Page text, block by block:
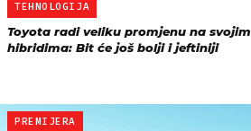
TEHNOLOGIJA
Toyota radi veliku promjenu na svojim
hibridima: Bit će još bolji i jeftiniji
PREMIJERA